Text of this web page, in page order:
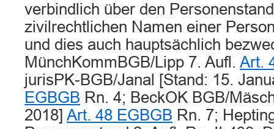
verbindlich über den
zivilrechtlichen Namen einer
und dies auch hauptsächlich
MünchKommBGB/Lipp 7. Aufl. Art.
jurisPK-BGB/Janal [Stand: 15.
EGBGB Rn. 4; BeckOK BGB/
2018] Art. 48 EGBGB Rn. 7;